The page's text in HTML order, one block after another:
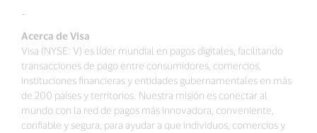
-
Acerca de Visa
Visa (NYSE: V) es líder mundial en pagos digitales, facilitando
transacciones de pago entre consumidores, comercios,
instituciones financieras y entidades gubernamentales en más
de 200 países y territorios. Nuestra misión es conectar al
mundo con la red de pagos más innovadora, conveniente,
confiable y segura, para ayudar a que individuos, comercios y